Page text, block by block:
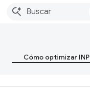
Cómo optimizar INP